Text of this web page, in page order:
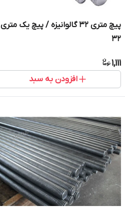
پیچ متری 32 گالوانیزه / پیچ یک متری
32
1,111
افزودن به سبد